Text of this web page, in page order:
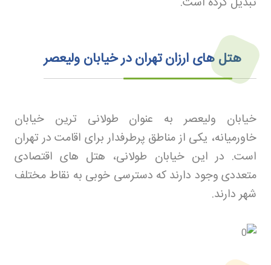
هتل‌ های ارزان تهران در خیابان ولیعصر
خیابان ولیعصر به عنوان طولانی ترین خیابان
خاورمیانه، یکی از مناطق پرطرفدار برای اقامت در تهران
است. در این خیابان طولانی، هتل های اقتصادی
متعددی وجود دارند که دسترسی خوبی به نقاط مختلف
شهر دارند.